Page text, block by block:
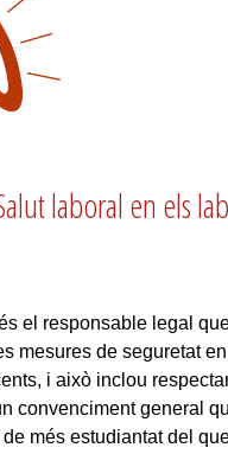
laboral en els
el responsable legal
mesures de seguretat
i això inclou
convenciment general
més estudiantat del